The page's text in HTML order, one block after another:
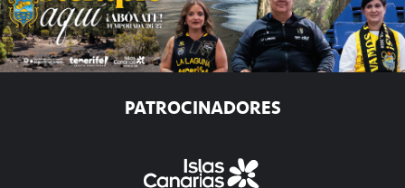
PATROCINADORES